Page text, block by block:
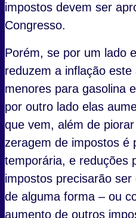
impostos devem ser
Congresso.
Porém, se por um lado
reduzem a inflação
menores para gasolina
por outro lado elas
que vem, além de
zeragem de impostos é
temporária, e reduções
impostos precisarão
de alguma forma – ou
aumento de outros